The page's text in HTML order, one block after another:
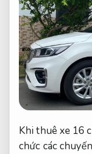
Khi thuê xe 16
chức các